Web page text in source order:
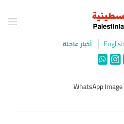
English أخبار عاجلة
Instagram
WhatsApp
WhatsApp